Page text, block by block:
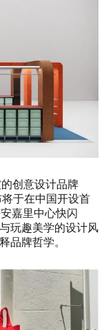
创意设计品牌
于在中国开设首
嘉里中心快闪
玩趣美学的设计风
品牌哲学。